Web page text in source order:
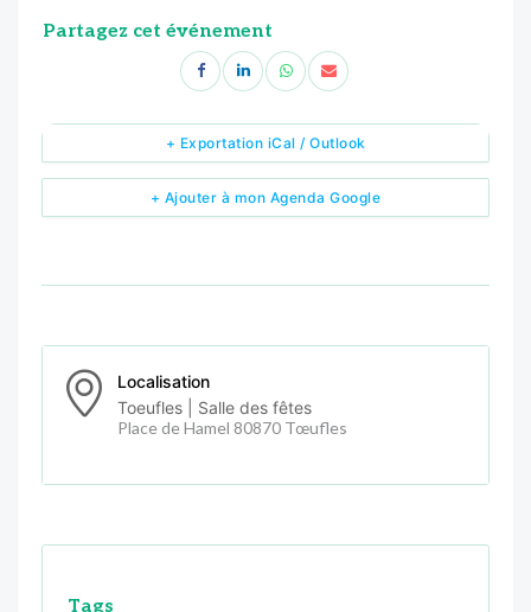
Partagez cet événement
+ Ajouter à mon Agenda Google
+ Exportation iCal / Outlook
Localisation
Toeufles | Salle des fêtes
Place de Hamel 80870 Tœufles
Tags